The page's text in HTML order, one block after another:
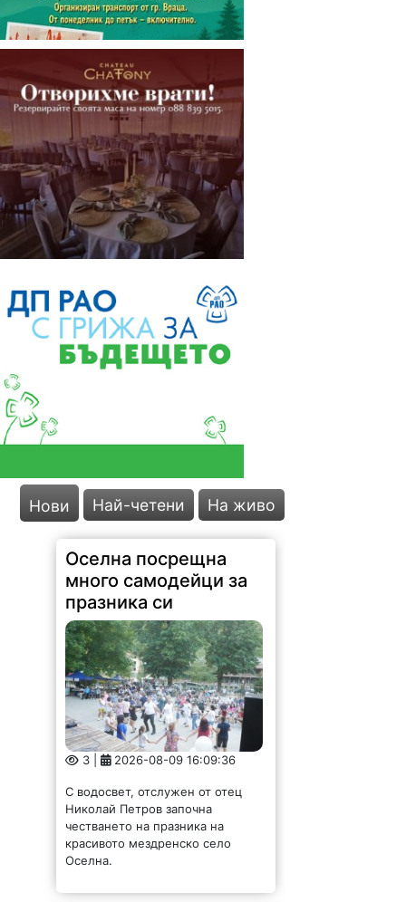
Нови Най-четени На живо
много самодейци за
празника си
3 | 2026-08-09 16:09:36
С водосвет, отслужен от отец
Николай Петров започна
честването на празника на
красивото мездренско село
Оселна.
Светла Кирова стана
председател на
Прогресивна
България в Хайредин